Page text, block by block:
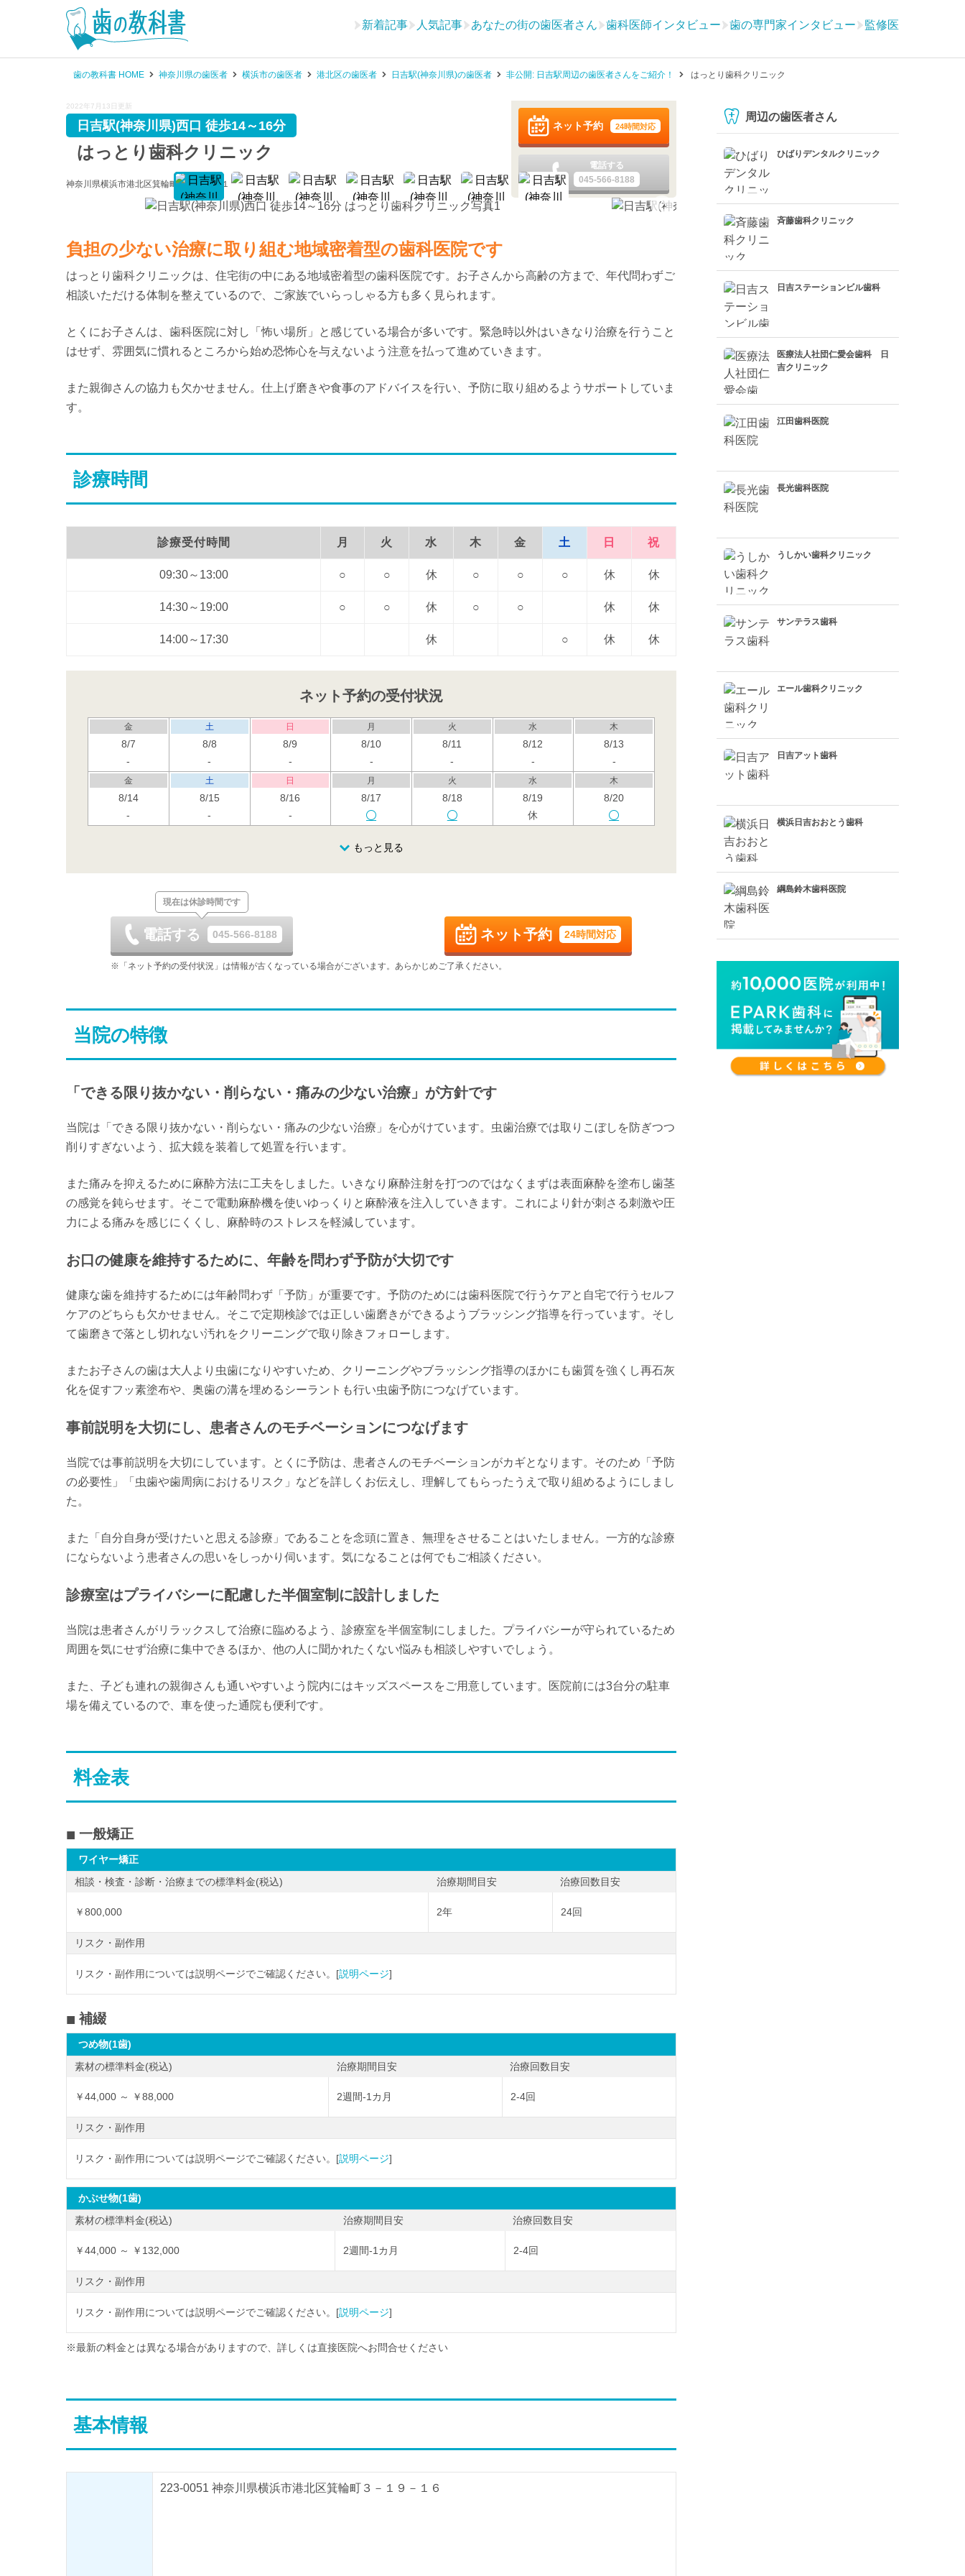
新着記事 人気記事 あなたの街の歯医者さん 歯科医師インタビュー 歯の専門家インタビュー 監修医
歯の教科書 HOME 神奈川県の歯医者 横浜市の歯医者 港北区の歯医者 日吉駅(神奈川県)の歯医者 非公開: 日吉駅周辺の歯医者さんをご紹介！ はっとり歯科クリニック
2022年7月13日更新
はっとり歯科クリニック
日吉駅(神奈川県)西口 徒歩14～16分
神奈川県横浜市港北区箕輪町３－１９－１６ 〔地図〕
電話する
045-566-8188
24時間対応
ネット予約
負担の少ない治療に取り組む地域密着型の歯科医院です
はっとり歯科クリニックは、住宅街の中にある地域密着型の歯科医院です。お子さんから高齢の方まで、年代問わずご
相談いただける体制を整えているので、ご家族でいらっしゃる方も多く見られます。
とくにお子さんは、歯科医院に対し「怖い場所」と感じている場合が多いです。緊急時以外はいきなり治療を行うこと
はせず、雰囲気に慣れるところから始め恐怖心を与えないよう注意を払って進めていきます。
また親御さんの協力も欠かせません。仕上げ磨きや食事のアドバイスを行い、予防に取り組めるようサポートしていま
す。
診療時間
診療受付時間 月 火 水 木 金 土 日 祝
09:30～13:00 ○ ○ 休 ○ ○ ○ 休 休
14:30～19:00 ○ ○ 休 ○ ○ 休 休
14:00～17:30 休 ○ 休 休
ネット予約の受付状況
金
8/7
-
土
8/8
-
日
8/9
-
月
8/10
-
火
8/11
-
水
8/12
-
木
8/13
-
金
8/14
-
土
8/15
-
日
8/16
-
月
8/17
火
8/18
水
8/19
休
木
8/20
8/24
8/29
金
9/4
土
9/5
9/6
火
9/8
水
9/9
木
9/10
9/11
-
9/12
9/13
9/14
9/15
9/16
9/17
-
休
9/25
9/27
9/28
9/29
9/30
もっと見る
現在は休診時間です
電話する 045-566-8188 24時間対応
ネット予約
※「ネット予約の受付状況」は情報が古くなっている場合がございます。あらかじめご了承ください。
当院の特徴
「できる限り抜かない・削らない・痛みの少ない治療」が方針です
当院は「できる限り抜かない・削らない・痛みの少ない治療」を心がけています。虫歯治療では取りこぼしを防ぎつつ
削りすぎないよう、拡大鏡を装着して処置を行います。
また痛みを抑えるために麻酔方法に工夫をしました。いきなり麻酔注射を打つのではなくまずは表面麻酔を塗布し歯茎
の感覚を鈍らせます。そこで電動麻酔機を使いゆっくりと麻酔液を注入していきます。これにより針が刺さる刺激や圧
力による痛みを感じにくくし、麻酔時のストレスを軽減しています。
お口の健康を維持するために、年齢を問わず予防が大切です
健康な歯を維持するためには年齢問わず「予防」が重要です。予防のためには歯科医院で行うケアと自宅で行うセルフ
ケアのどちらも欠かせません。そこで定期検診では正しい歯磨きができるようブラッシング指導を行っています。そし
て歯磨きで落とし切れない汚れをクリーニングで取り除きフォローします。
またお子さんの歯は大人より虫歯になりやすいため、クリーニングやブラッシング指導のほかにも歯質を強くし再石灰
化を促すフッ素塗布や、奥歯の溝を埋めるシーラントも行い虫歯予防につなげています。
事前説明を大切にし、患者さんのモチベーションにつなげます
当院では事前説明を大切にしています。とくに予防は、患者さんのモチベーションがカギとなります。そのため「予防
の必要性」「虫歯や歯周病におけるリスク」などを詳しくお伝えし、理解してもらったうえで取り組めるようにしまし
た。
また「自分自身が受けたいと思える診療」であることを念頭に置き、無理をさせることはいたしません。一方的な診療
にならないよう患者さんの思いをしっかり伺います。気になることは何でもご相談ください。
診療室はプライバシーに配慮した半個室制に設計しました
当院は患者さんがリラックスして治療に臨めるよう、診療室を半個室制にしました。プライバシーが守られているため
周囲を気にせず治療に集中できるほか、他の人に聞かれたくない悩みも相談しやすいでしょう。
また、子ども連れの親御さんも通いやすいよう院内にはキッズスペースをご用意しています。医院前には3台分の駐車
場を備えているので、車を使った通院も便利です。
料金表
一般矯正
ワイヤー矯正
相談・検査・診断・治療までの標準料金(税込)
治療期間目安 治療回数目安
￥800,000 2年 24回
リスク・副作用
リスク・副作用については説明ページでご確認ください。[説明ページ]
補綴
つめ物(1歯)
素材の標準料金(税込)
治療期間目安 治療回数目安
￥44,000 ～ ￥88,000 2週間-1カ月 2-4回
リスク・副作用
リスク・副作用については説明ページでご確認ください。[説明ページ]
かぶせ物(1歯)
素材の標準料金(税込)
治療期間目安 治療回数目安
￥44,000 ～ ￥132,000 2週間-1カ月 2-4回
リスク・副作用
リスク・副作用については説明ページでご確認ください。[説明ページ]
※最新の料金とは異なる場合がありますので、詳しくは直接医院へお問合せください
基本情報
223-0051 神奈川県横浜市港北区箕輪町３－１９－１６
周辺の歯医者さん
ひばりデンタルクリニック
斉藤歯科クリニック
日吉ステーションビル歯科
医療法人社団仁愛会歯科 日
吉クリニック
江田歯科医院
長光歯科医院
うしかい歯科クリニック
サンテラス歯科
エール歯科クリニック
日吉アット歯科
横浜日吉おおとう歯科
綱島鈴木歯科医院